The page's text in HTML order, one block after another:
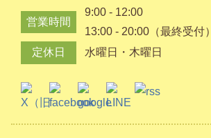
営業時間
9:00 - 12:00
13:00 - 20:00（最終受付）
定休日
水曜日・木曜日